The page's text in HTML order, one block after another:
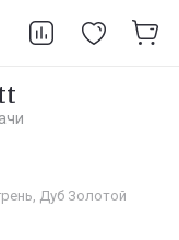
Дуб Золотой